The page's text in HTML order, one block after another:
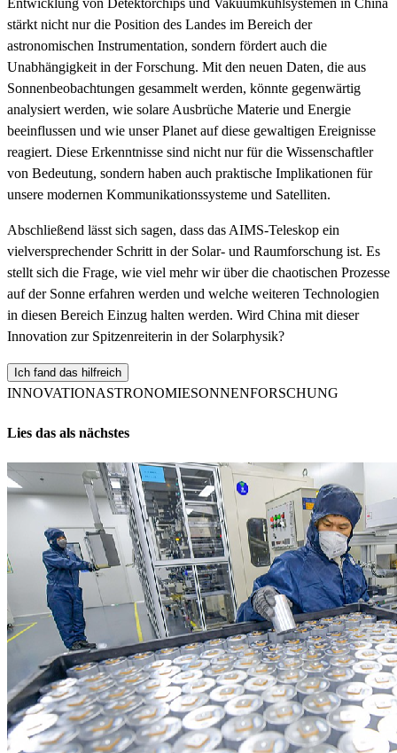
stärkt nicht nur die Position des Landes im Bereich der
astronomischen Instrumentation, sondern fördert auch die
Unabhängigkeit in der Forschung. Mit den neuen Daten, die aus
Sonnenbeobachtungen gesammelt werden, könnte gegenwärtig
analysiert werden, wie solare Ausbrüche Materie und Energie
beeinflussen und wie unser Planet auf diese gewaltigen Ereignisse
reagiert. Diese Erkenntnisse sind nicht nur für die Wissenschaftler
von Bedeutung, sondern haben auch praktische Implikationen für
unsere modernen Kommunikationssysteme und Satelliten.
Abschließend lässt sich sagen, dass das AIMS-Teleskop ein
vielversprechender Schritt in der Solar- und Raumforschung ist. Es
stellt sich die Frage, wie viel mehr wir über die chaotischen Prozesse
auf der Sonne erfahren werden und welche weiteren Technologien
in diesen Bereich Einzug halten werden. Wird China mit dieser
Innovation zur Spitzenreiterin in der Solarphysik?
Ich fand das hilfreich
INNOVATIONASTRONOMIESONNENFORSCHUNG
Lies das als nächstes